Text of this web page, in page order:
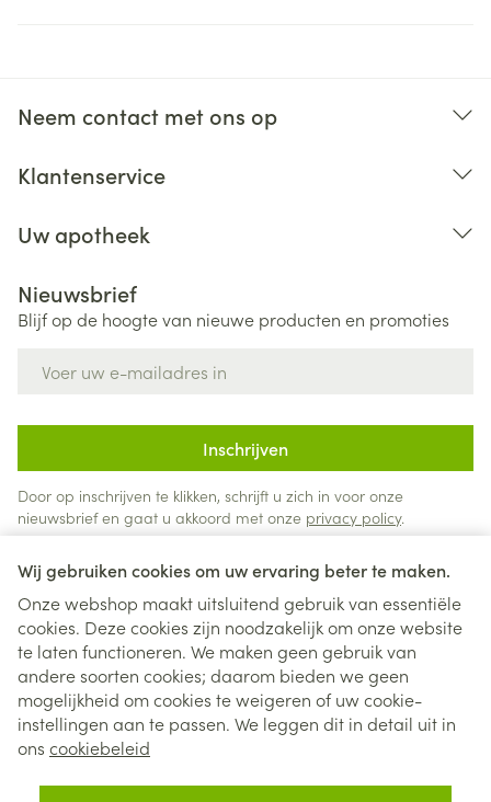
Wij gebruiken cookies om uw ervaring beter te maken.
Onze webshop maakt uitsluitend gebruik van essentiële
cookies. Deze cookies zijn noodzakelijk om onze website
te laten functioneren. We maken geen gebruik van
andere soorten cookies; daarom bieden we geen
mogelijkheid om cookies te weigeren of uw cookie-
instellingen aan te passen. We leggen dit in detail uit in
ons cookiebeleid
Neem contact met ons op
Klantenservice
Uw apotheek
Nieuwsbrief
Blijf op de hoogte van nieuwe producten en promoties
Inschrijven
Door op inschrijven te klikken, schrijft u zich in voor onze
nieuwsbrief en gaat u akkoord met onze privacy policy.
Juridische links